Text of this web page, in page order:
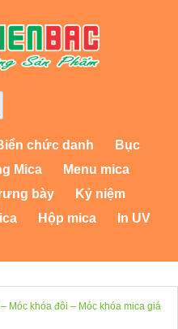
chức danh
Bục
Mica
Menu mica
bày
Kỷ niệm
Hộp mica
In UV
Móc khóa đôi – Móc khóa mica giá